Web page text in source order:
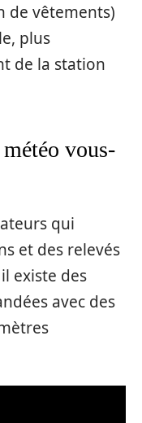
de vêtements)
plus
de la station
vous-
qui
et des relevés
existe des
avec des